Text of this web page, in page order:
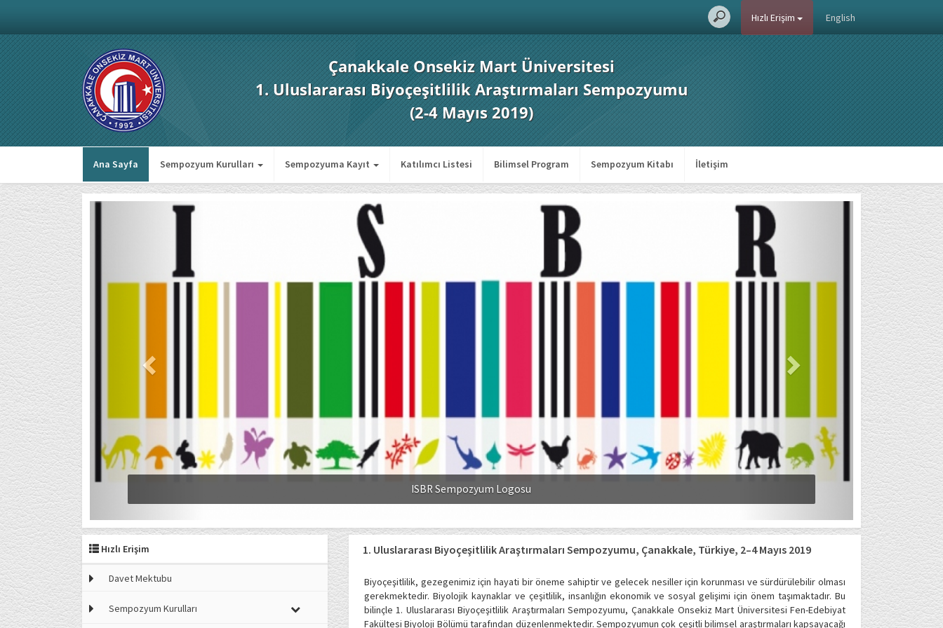
English
Hızlı Erişim
Çanakkale Onsekiz Mart Üniversitesi
1. Uluslararası Biyoçeşitlilik Araştırmaları Sempozyumu
(2-4 Mayıs 2019)
Ana Sayfa Sempozyum Kurulları Sempozyuma Kayıt Katılımcı Listesi Bilimsel Program Sempozyum Kitabı İletişim
ISBR Sempozyum Logosu
Previous
Hızlı Erişim
Davet Mektubu
Sempozyum Kurulları
1. Uluslararası Biyoçeşitlilik Araştırmaları Sempozyumu, Çanakkale, Türkiye, 2–4 Mayıs 2019
Biyoçeşitlilik, gezegenimiz için hayati bir öneme sahiptir ve gelecek nesiller için korunması ve sürdürülebilir olması
gerekmektedir. Biyolojik kaynaklar ve çeşitlilik, insanlığın ekonomik ve sosyal gelişimi için önem taşımaktadır. Bu
bilinçle 1. Uluslararası Biyoçeşitlilik Araştırmaları Sempozyumu, Çanakkale Onsekiz Mart Üniversitesi Fen-Edebiyat
Fakültesi Biyoloji Bölümü tarafından düzenlenmektedir. Sempozyumun çok çeşitli bilimsel araştırmaları kapsayacağı